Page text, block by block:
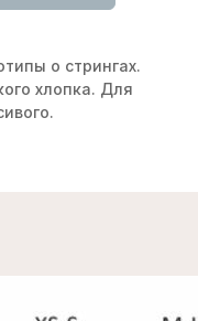
о стрингах.
хлопка. Для